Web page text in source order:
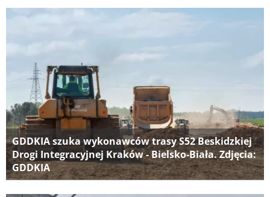
GDDKIA szuka wykonawców trasy S52 Beskidzkiej
Drogi Integracyjnej Kraków - Bielsko-Biała. Zdjęcia:
GDDKIA